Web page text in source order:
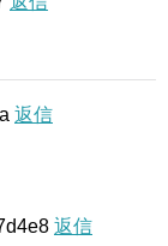
返信
返信